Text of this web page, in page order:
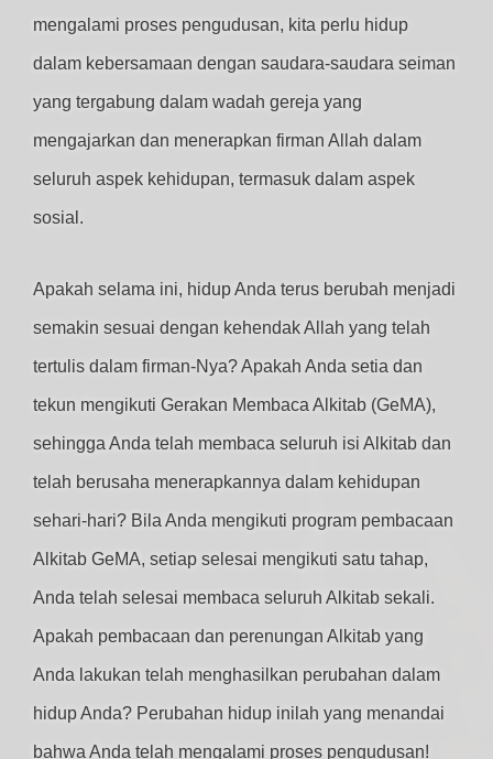
mengalami proses pengudusan, kita perlu hidup
dalam kebersamaan dengan saudara-saudara seiman
yang tergabung dalam wadah gereja yang
mengajarkan dan menerapkan firman Allah dalam
seluruh aspek kehidupan, termasuk dalam aspek
sosial.
Apakah selama ini, hidup Anda terus berubah menjadi
semakin sesuai dengan kehendak Allah yang telah
tertulis dalam firman-Nya? Apakah Anda setia dan
tekun mengikuti Gerakan Membaca Alkitab (GeMA),
sehingga Anda telah membaca seluruh isi Alkitab dan
telah berusaha menerapkannya dalam kehidupan
sehari-hari? Bila Anda mengikuti program pembacaan
Alkitab GeMA, setiap selesai mengikuti satu tahap,
Anda telah selesai membaca seluruh Alkitab sekali.
Apakah pembacaan dan perenungan Alkitab yang
Anda lakukan telah menghasilkan perubahan dalam
hidup Anda? Perubahan hidup inilah yang menandai
bahwa Anda telah mengalami proses pengudusan!